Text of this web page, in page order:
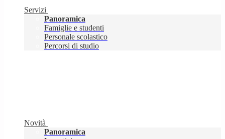
Servizi
Panoramica
Famiglie e studenti
Personale scolastico
Percorsi di studio
Novità
Panoramica